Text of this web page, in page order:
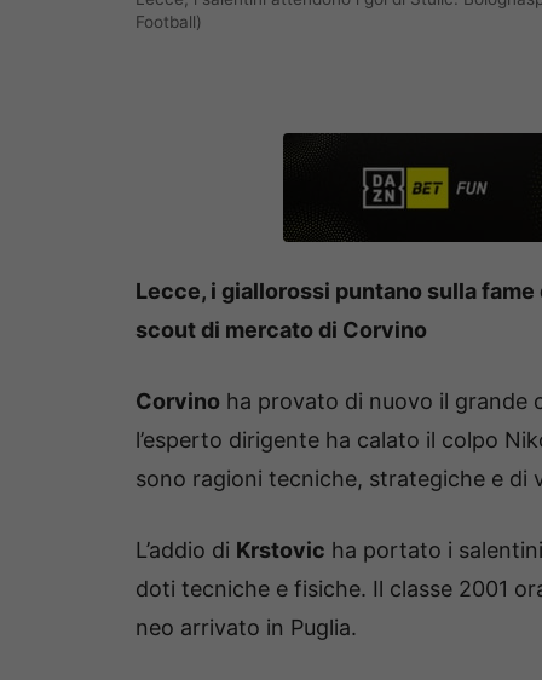
Football)
Lecce, i giallorossi puntano sulla
scout di mercato di Corvino
Corvino ha provato di nuovo il grande
l’esperto dirigente ha calato il colpo
sono ragioni tecniche, strategiche e di
L’addio di Krstovic ha portato i
doti tecniche e fisiche. Il classe 2001
neo arrivato in Puglia.